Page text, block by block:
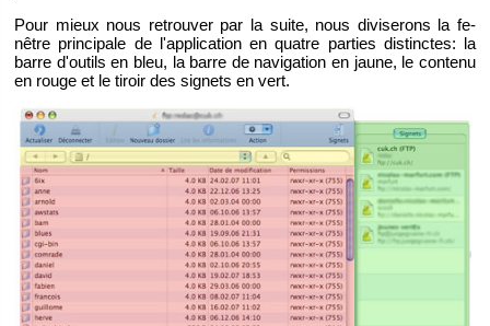
Pour mieux nous re­trou­ver par la suite, nous di­vi­se­rons la fe­
nêtre prin­ci­pale de l'ap­pli­ca­tion en quatre par­ties dis­tinctes: la
barre d'ou­tils en bleu, la barre de na­vi­ga­tion en jaune, le contenu
en rouge et le ti­roir des si­gnets en vert.